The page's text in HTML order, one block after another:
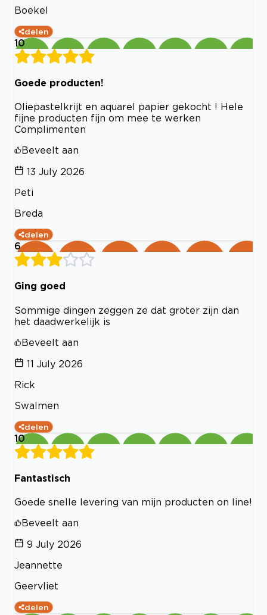
Boekel
delen
10
Goede producten!
Oliepastelkrijt en aquarel papier gekocht ! Hele
fijne producten fijn om mee te werken
Complimenten
Beveelt aan
13 July 2026
Peti
Breda
delen
6
Ging goed
Sommige dingen zeggen ze dat groter zijn dan
het daadwerkelijk is
Beveelt aan
11 July 2026
Rick
Swalmen
delen
10
Fantastisch
Goede snelle levering van mijn producten on line!
Beveelt aan
9 July 2026
Jeannette
Geervliet
delen